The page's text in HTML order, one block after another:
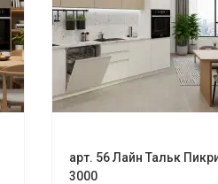
арт. 56 Лайн Тальк
3000